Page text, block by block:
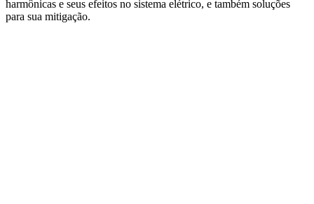
harmônicas e seus efeitos no sistema elétrico, e também soluções
para sua mitigação.